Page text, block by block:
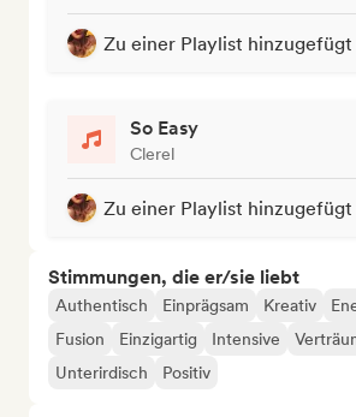
Zu einer Playlist hinzugefügt
So Easy
Clerel
Zu einer Playlist hinzugefügt
Stimmungen, die er/sie liebt
Authentisch Einprägsam Kreativ
Fusion
Einzigartig Intensive
Unterirdisch
Positiv